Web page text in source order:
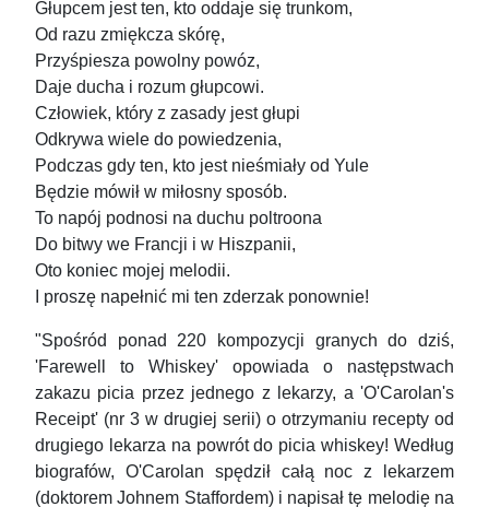
Głupcem jest ten, kto oddaje się trunkom,
Od razu zmiękcza skórę,
Przyśpiesza powolny powóz,
Daje ducha i rozum głupcowi.
Człowiek, który z zasady jest głupi
Odkrywa wiele do powiedzenia,
Podczas gdy ten, kto jest nieśmiały od Yule
Będzie mówił w miłosny sposób.
To napój podnosi na duchu poltroona
Do bitwy we Francji i w Hiszpanii,
Oto koniec mojej melodii.
I proszę napełnić mi ten zderzak ponownie!
"Spośród ponad 220 kompozycji granych do dziś,
'Farewell to Whiskey' opowiada o następstwach
zakazu picia przez jednego z lekarzy, a 'O'Carolan's
Receipt' (nr 3 w drugiej serii) o otrzymaniu recepty od
drugiego lekarza na powrót do picia whiskey! Według
biografów, O'Carolan spędził całą noc z lekarzem
(doktorem Johnem Staffordem) i napisał tę melodię na